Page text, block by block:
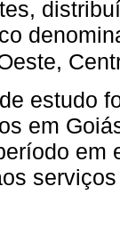
estudo
em
em